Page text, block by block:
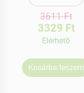
3611 Ft
3329 Ft
Elérhetõ
Kosárba teszem